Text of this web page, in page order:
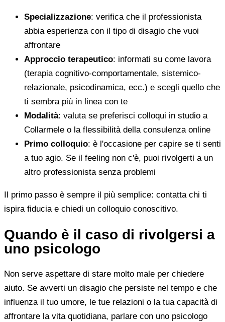
Specializzazione: verifica che il professionista
abbia esperienza con il tipo di disagio che vuoi
affrontare
Approccio terapeutico: informati su come lavora
(terapia cognitivo-comportamentale, sistemico-
relazionale, psicodinamica, ecc.) e scegli quello che
ti sembra più in linea con te
Modalità: valuta se preferisci colloqui in studio a
Collarmele o la flessibilità della consulenza online
Primo colloquio: è l'occasione per capire se ti senti
a tuo agio. Se il feeling non c'è, puoi rivolgerti a un
altro professionista senza problemi
Il primo passo è sempre il più semplice: contatta chi ti
ispira fiducia e chiedi un colloquio conoscitivo.
Quando è il caso di rivolgersi a
uno psicologo
Non serve aspettare di stare molto male per chiedere
aiuto. Se avverti un disagio che persiste nel tempo e che
influenza il tuo umore, le tue relazioni o la tua capacità di
affrontare la vita quotidiana, parlare con uno psicologo